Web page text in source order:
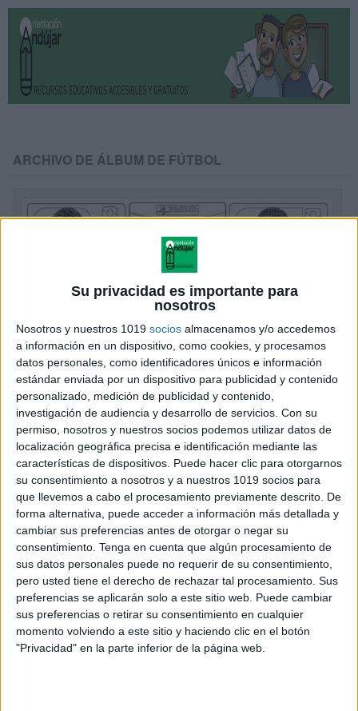
Su privacidad es importante para
nosotros
Nosotros y nuestros 1019 socios almacenamos y/o accedemos
a información en un dispositivo, como cookies, y procesamos
datos personales, como identificadores únicos e información
estándar enviada por un dispositivo para publicidad y contenido
personalizado, medición de publicidad y contenido,
investigación de audiencia y desarrollo de servicios. Con su
permiso, nosotros y nuestros socios podemos utilizar datos de
localización geográfica precisa e identificación mediante las
características de dispositivos. Puede hacer clic para otorgarnos
su consentimiento a nosotros y a nuestros 1019 socios para
que llevemos a cabo el procesamiento previamente descrito. De
forma alternativa, puede acceder a información más detallada y
cambiar sus preferencias antes de otorgar o negar su
consentimiento. Tenga en cuenta que algún procesamiento de
sus datos personales puede no requerir de su consentimiento,
pero usted tiene el derecho de rechazar tal procesamiento. Sus
preferencias se aplicarán solo a este sitio web. Puede cambiar
sus preferencias o retirar su consentimiento en cualquier
momento volviendo a este sitio y haciendo clic en el botón
"Privacidad" en la parte inferior de la página web.
ARCHIVO DE ÁLBUM DE FÚTBOL
Cromos para colorear Álbum de estrellas
del Mundial 2026
Publicado el 6 junio, 2026
Este álbum de estrellas del Mundial 2026 reúne
ilustraciones listas para colorear inspiradas en
algunos de los futbolistas más destacados del torneo.
Cada cromo se convierte en una oportunidad para
aprender, coleccionar […]
SEGUIR LEYENDO
Buscar